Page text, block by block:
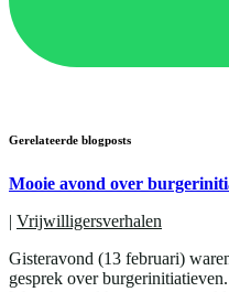
Gerelateerde blogposts
Mooie avond over
| Vrijwilligersverhalen
Gisteravond (13 februari)
gesprek over